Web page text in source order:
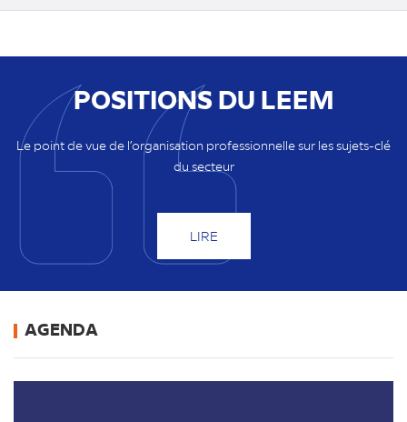
POSITIONS DU LEEM
Le point de vue de l’organisation professionnelle sur les sujets-clé
du secteur
LIRE
AGENDA